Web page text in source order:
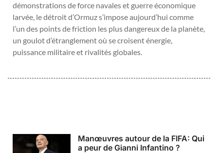
démonstrations de force navales et guerre économique
larvée, le détroit d’Ormuz s’impose aujourd’hui comme
l’un des points de friction les plus dangereux de la planète,
un goulot d’étranglement où se croisent énergie,
puissance militaire et rivalités globales.
Manœuvres autour de la FIFA: Qui
a peur de Gianni Infantino ?